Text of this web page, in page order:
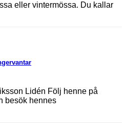
eller vintermössa. Du kallar
Lidén Följ henne på
besök hennes